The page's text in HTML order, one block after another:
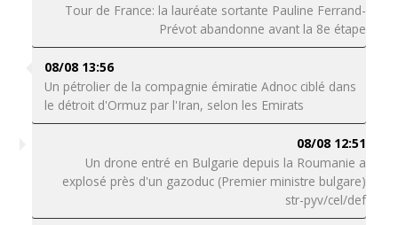
Tour de France: la lauréate sortante Pauline Ferrand-
Prévot abandonne avant la 8e étape
08/08 13:56
Un pétrolier de la compagnie émiratie Adnoc ciblé dans
le détroit d'Ormuz par l'Iran, selon les Emirats
08/08 12:51
Un drone entré en Bulgarie depuis la Roumanie a
explosé près d'un gazoduc (Premier ministre bulgare)
str-pyv/cel/def